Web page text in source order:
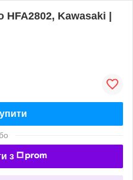
HFA2802, Kawasaki |
з